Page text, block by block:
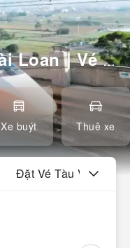
Đặt vé tàu cao tốc Đài Loan｜Vé ưu đãi tuyến Bắc – Nam
Xe buýt Thuê xe
Đặt Vé Tàu Vi Vu